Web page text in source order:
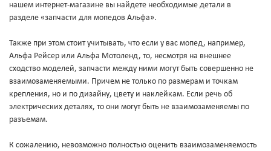
нашем интернет-магазине вы найдете необходимые детали в
разделе «запчасти для мопедов Альфа».
Также при этом стоит учитывать, что если у вас мопед, например,
Альфа Рейсер или Альфа Мотоленд, то, несмотря на внешнее
сходство моделей, запчасти между ними могут быть совершенно не
взаимозаменяемыми. Причем не только по размерам и точкам
крепления, но и по дизайну, цвету и наклейкам. Если речь об
электрических деталях, то они могут быть не взаимозаменяемы по
разъемам.
К сожалению, невозможно полностью оценить взаимозаменяемость